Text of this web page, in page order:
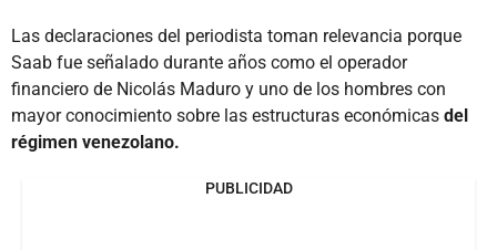
Las declaraciones del periodista toman relevancia porque
Saab fue señalado durante años como el operador
financiero de Nicolás Maduro y uno de los hombres con
mayor conocimiento sobre las estructuras económicas del
régimen venezolano.
PUBLICIDAD